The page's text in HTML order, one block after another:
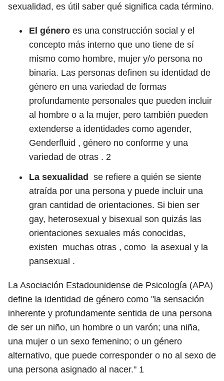
sexualidad, es útil saber qué significa cada término.
El género es una construcción social y el
concepto más interno que uno tiene de sí
mismo como hombre, mujer y/o persona no
binaria. Las personas definen su identidad de
género en una variedad de formas
profundamente personales que pueden incluir
al hombre o a la mujer, pero también pueden
extenderse a identidades como agender,
Genderfluid , género no conforme y una
variedad de otras . 2
La sexualidad
se refiere a quién se siente
atraída por una persona y puede incluir una
gran cantidad de orientaciones. Si bien ser
gay, heterosexual y bisexual son quizás las
orientaciones sexuales más conocidas,
existen muchas otras , como la asexual y la
pansexual .
La Asociación Estadounidense de Psicología (APA)
define la identidad de género como "la sensación
inherente y profundamente sentida de una persona
de ser un niño, un hombre o un varón; una niña,
una mujer o un sexo femenino; o un género
alternativo, que puede corresponder o no al sexo de
una persona asignado al nacer." 1